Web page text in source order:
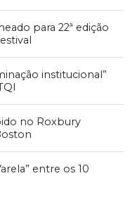
para 22ª edição
institucional”
no Roxbury
entre os 10